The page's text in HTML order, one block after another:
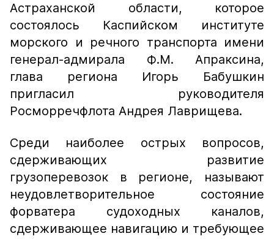
Астраханской области, которое
состоялось Каспийском институте
морского и речного транспорта имени
генерал-адмирала Ф.М. Апраксина,
глава региона Игорь Бабушкин
пригласил руководителя
Росморречфлота Андрея Лаврищева.
Среди наиболее острых вопросов,
сдерживающих развитие
грузоперевозок в регионе, называют
неудовлетворительное состояние
форватера судоходных каналов,
сдерживающее навигацию и требующее